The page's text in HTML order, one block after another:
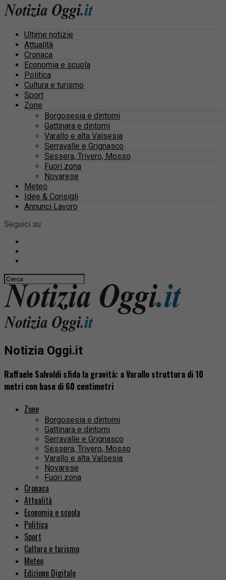
Ultime notizie
Attualità
Cronaca
Economia e scuola
Politica
Cultura e turismo
Sport
Zone
Borgosesia e dintorni
Gattinara e dintorni
Varallo e alta Valsesia
Serravalle e Grignasco
Sessera, Trivero, Mosso
Fuori zona
Novarese
Meteo
Idee & Consigli
Annunci Lavoro
Seguici su
Notizia Oggi.it
Raffaele Salvoldi sfida la gravità: a Varallo struttura di 10
metri con base di 60 centimetri
Zone
Borgosesia e dintorni
Gattinara e dintorni
Serravalle e Grignasco
Sessera, Trivero, Mosso
Varallo e alta Valsesia
Novarese
Fuori zona
Cronaca
Attualità
Economia e scuola
Politica
Sport
Cultura e turismo
Meteo
Edizione Digitale